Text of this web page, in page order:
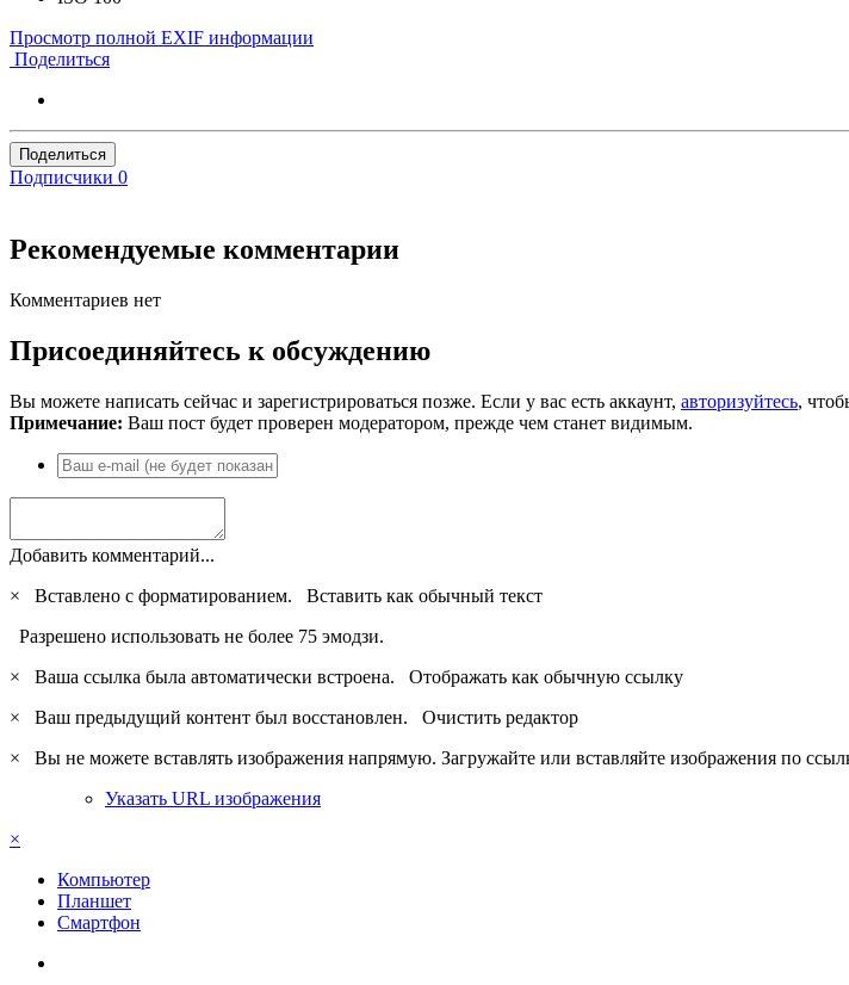
Просмотр полной EXIF информации
Поделиться
Поделиться
Подписчики 0
Рекомендуемые комментарии
Комментариев нет
Присоединяйтесь к обсуждению
Вы можете написать сейчас и зарегистрироваться позже. Если у вас есть аккаунт, авторизуйтесь,
Примечание: Ваш пост будет проверен модератором, прежде чем станет видимым.
Добавить комментарий...
×
Вставлено с форматированием. Вставить как обычный текст
Разрешено использовать не более 75 эмодзи.
×
Ваша ссылка была автоматически встроена. Отображать как обычную ссылку
×
Ваш предыдущий контент был восстановлен. Очистить редактор
×
Вы не можете вставлять изображения напрямую. Загружайте или вставляйте изображения по
Указать URL изображения
×
Компьютер
Планшет
Смартфон